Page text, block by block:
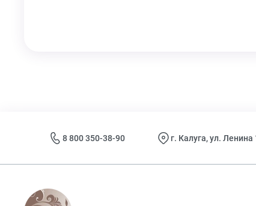
8 800 350-38-90 г. Калуга, ул. Ленина